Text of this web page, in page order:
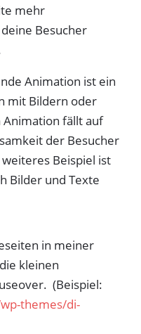
mehr
Besucher
Animation ist ein
mit Bildern oder
fällt auf
der Besucher
Beispiel ist
Bilder und Texte
in meiner
kleinen
(Beispiel:
themes/di-